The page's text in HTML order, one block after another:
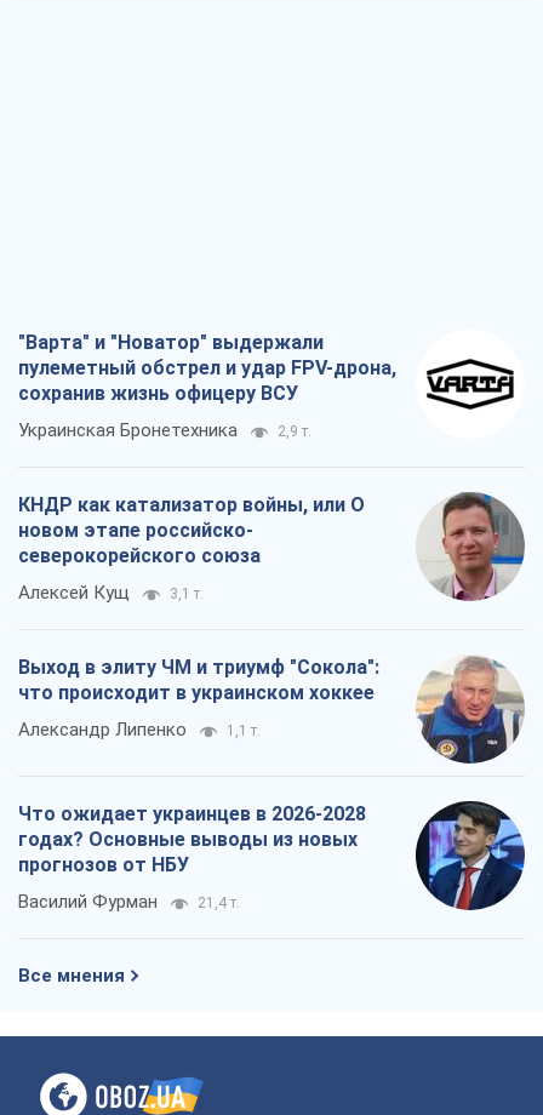
"Варта" и "Новатор" выдержали
пулеметный обстрел и удар FPV-дрона,
сохранив жизнь офицеру ВСУ
Украинская Бронетехника 2,9 т.
КНДР как катализатор войны, или О
новом этапе российско-
северокорейского союза
Алексей Кущ 3,1 т.
Выход в элиту ЧМ и триумф "Сокола":
что происходит в украинском хоккее
Александр Липенко 1,1 т.
Что ожидает украинцев в 2026-2028
годах? Основные выводы из новых
прогнозов от НБУ
Василий Фурман 21,4 т.
Все мнения